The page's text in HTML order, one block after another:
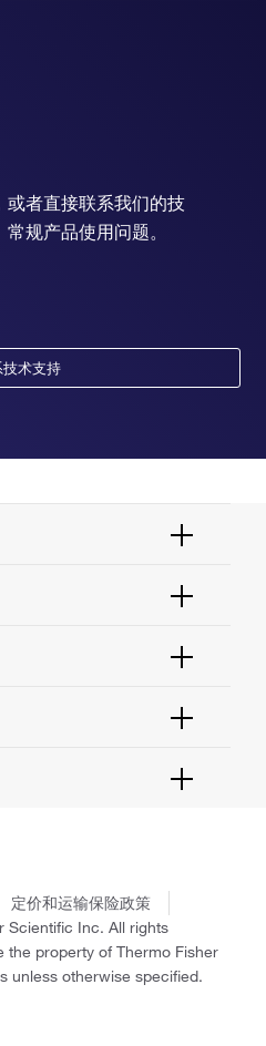
或者直接联系我们的技
规产品使用问题。
技术支持
定价和运输保险政策
Scientific Inc. All rights
the property of Thermo Fisher
unless otherwise specified.